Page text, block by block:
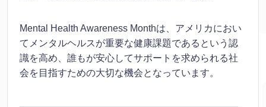
Mental Health Awareness Monthは、アメリカにおい
てメンタルヘルスが重要な健康課題であるという認
識を高め、誰もが安心してサポートを求められる社
会を目指すための大切な機会となっています。